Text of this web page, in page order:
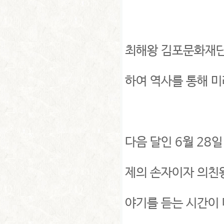
최해왕 김포문화재
하여 역사를 통해
다음 달인 6월 28
제의 손자이자 의친
야기를 듣는 시간이